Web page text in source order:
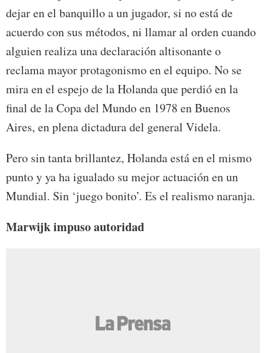
dejar en el banquillo a un jugador, si no está de
acuerdo con sus métodos, ni llamar al orden cuando
alguien realiza una declaración altisonante o
reclama mayor protagonismo en el equipo. No se
mira en el espejo de la Holanda que perdió en la
final de la Copa del Mundo en 1978 en Buenos
Aires, en plena dictadura del general Videla.
Pero sin tanta brillantez, Holanda está en el mismo
punto y ya ha igualado su mejor actuación en un
Mundial. Sin ‘juego bonito’. Es el realismo naranja.
Marwijk impuso autoridad